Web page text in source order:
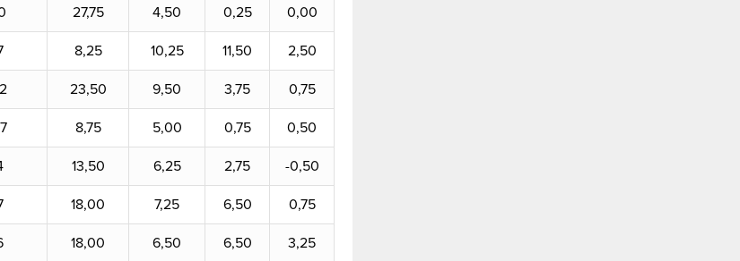
27,75 4,50 0,25 0,00
8,25 10,25 11,50 2,50
23,50 9,50 3,75 0,75
8,75 5,00 0,75 0,50
13,50 6,25 2,75 -0,50
18,00 7,25 6,50 0,75
18,00 6,50 6,50 3,25